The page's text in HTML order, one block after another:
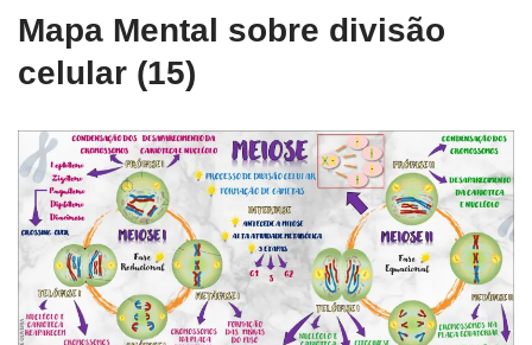
Mapa Mental sobre divisão
celular (15)